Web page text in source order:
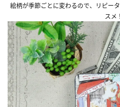
絵柄が季節ごとに変わるので、リピー
スメ！